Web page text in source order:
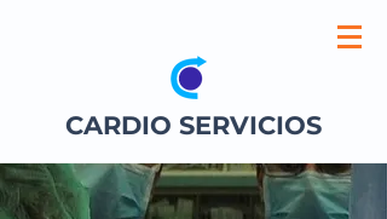
CARDIO SERVICIOS